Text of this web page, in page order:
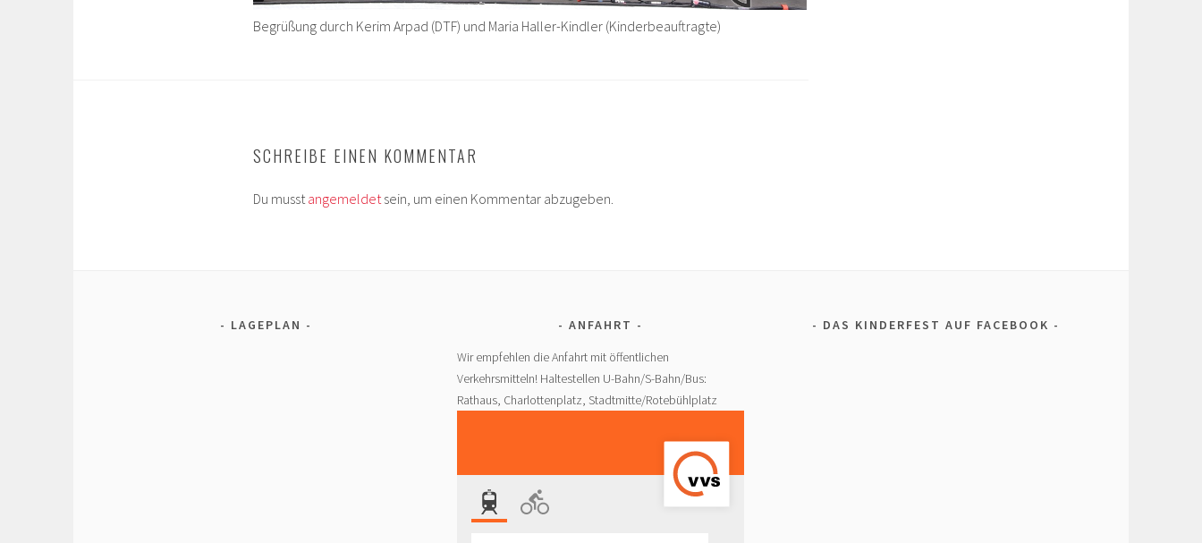
Begrüßung durch Kerim Arpad (DTF) und Maria Haller-Kindler (Kinderbeauftragte)
SCHREIBE EINEN KOMMENTAR
Du musst angemeldet sein, um einen Kommentar abzugeben.
LAGEPLAN
ANFAHRT
Wir empfehlen die Anfahrt mit öffentlichen
Verkehrsmitteln! Haltestellen U-Bahn/S-Bahn/Bus:
Rathaus, Charlottenplatz, Stadtmitte/Rotebühlplatz
DAS KINDERFEST AUF FACEBOOK